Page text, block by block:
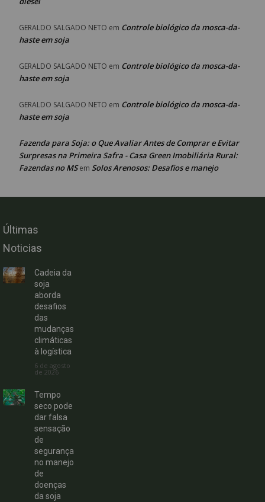
GERALDO SALGADO NETO em Controle biológico da mosca-da-
haste em soja
GERALDO SALGADO NETO em Controle biológico da mosca-da-
haste em soja
GERALDO SALGADO NETO em Controle biológico da mosca-da-
haste em soja
Fazenda para Soja: o Que Avaliar Antes de Comprar e Evitar
Surpresas na Primeira Safra - Casa Green Imobiliária Rural:
Fazendas no MSem Solos Arenosos: Desafios e manejo
Últimas
Noticias
Cadeia da
soja
aborda
desafios
das
mudanças
climáticas
à logística
6 de agosto
de 2026
Tempo
seco pode
dar falsa
sensação
de
segurança
no manejo
de
doenças
da soja